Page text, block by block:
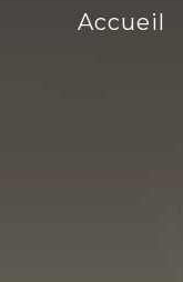
Accueil